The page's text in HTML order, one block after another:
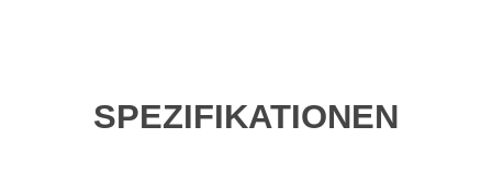
SPEZIFIKATIONEN